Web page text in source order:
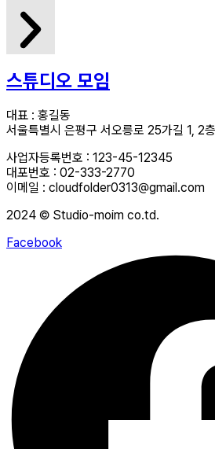
스튜디오 모임
대표 : 홍길동
서울특별시 은평구 서오릉로 25가길 1, 2
사업자등록번호 : 123-45-12345
대포번호 : 02-333-2770
이메일 : cloudfolder0313@gmail.com
2024 © Studio-moim co.td.
Facebook